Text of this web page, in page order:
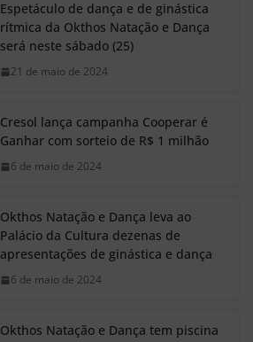
Espetáculo de dança e de ginástica
rítmica da Okthos Natação e Dança
será neste sábado (25)
21 de maio de 2024
Cresol lança campanha Cooperar é
Ganhar com sorteio de R$ 1 milhão
6 de maio de 2024
Okthos Natação e Dança leva ao
Palácio da Cultura dezenas de
apresentações de ginástica e dança
6 de maio de 2024
Okthos Natação e Dança tem piscina